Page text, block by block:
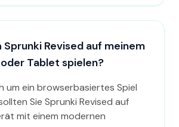
Sprunki Revised auf meinem
Tablet spielen?
um ein browserbasiertes Spiel
Sie Sprunki Revised auf
mit einem modernen